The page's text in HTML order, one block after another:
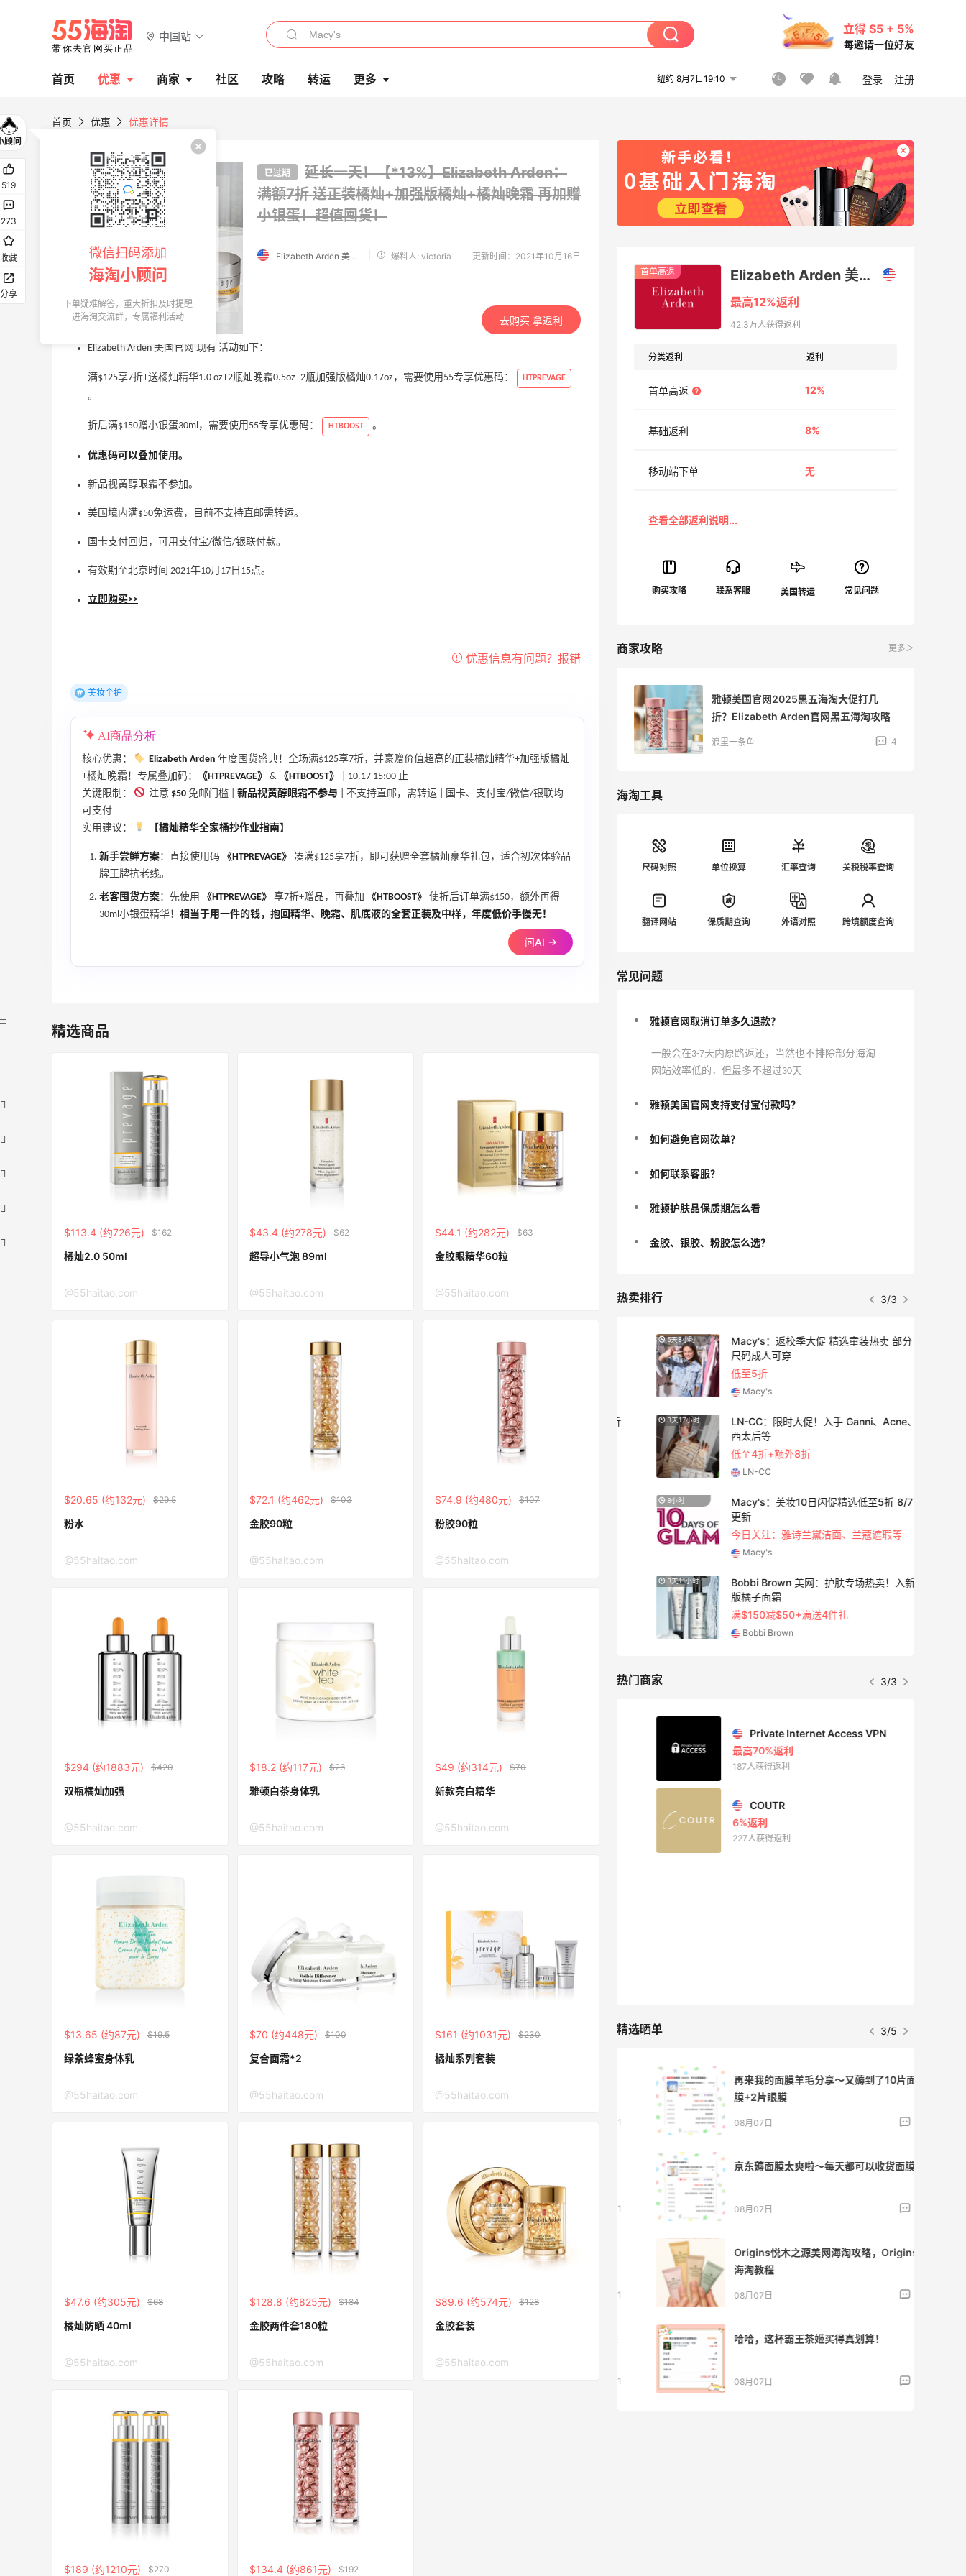
中国站
立得 $5 + 5%
每邀请一位好友
首页 优惠 商家 社区 攻略 转运 更多 纽约 8月7日19:10 登录 注册
首页 优惠 优惠详情
首单高返 已过期
延长一天！【*13%】Elizabeth Arden：
满额7折 送正装橘灿+加强版橘灿+橘灿晚霜再加赠
小银蛋！超值囤货！
Elizabeth Arden 美国官网 爆料人: victoria 更新时间：2021年10月16日
去购买 拿返利
Elizabeth Arden 美国官网 现有 活动如下：
满$125享7折+送橘灿精华1.0 oz+2瓶灿晚霜0.5oz+2瓶加强版橘灿0.17oz，需要使用55专享优惠码： HTPREVAGE
。
折后满$150赠小银蛋30ml，需要使用55专享优惠码： HTBOOST 。
优惠码可以叠加使用。
新品视黄醇眼霜不参加。
美国境内满$50免运费，目前不支持直邮需转运。
国卡支付回归，可用支付宝/微信/银联付款。
有效期至北京时间 2021年10月17日15点。
立即购买>>
美妆个护
AI商品分析
核心优惠： Elizabeth Arden 年度囤货盛典！全场满$125享7折，并豪赠价值超高的正装橘灿精华+加强版橘灿
+橘灿晚霜！专属叠加码：
《HTPREVAGE》 & 《HTBOOST》
| 10.17 15:00 止
关键限制：
注意 $50 免邮门槛 | 新品视黄醇眼霜不参与 | 不支持直邮，需转运 | 国卡、支付宝/微信/银联均
可支付
实用建议：
【橘灿精华全家桶抄作业指南】
新手尝鲜方案：直接使用码 《HTPREVAGE》
凑满$125享7折，即可获赠全套橘灿豪华礼包，适合初次体验品
牌王牌抗老线。
老客囤货方案：先使用 《HTPREVAGE》 享7折+赠品，再叠加 《HTBOOST》
使折后订单满$150，额外再得
30ml小银蛋精华！ 相当于用一件的钱，抱回精华、晚霜、肌底液的全套正装及中样，年度低价手慢无！
问AI →
精选商品
$113.4 (约726元) $162
橘灿2.0 50ml
@55haitao.com
$43.4 (约278元) $62
超导小气泡 89ml
@55haitao.com
$44.1 (约282元) $63
金胶眼精华60粒
@55haitao.com
$20.65 (约132元) $29.5
粉水
@55haitao.com
$72.1 (约462元) $103
金胶90粒
@55haitao.com
$74.9 (约480元) $107
粉胶90粒
@55haitao.com
$294 (约1883元) $420
双瓶橘灿加强
@55haitao.com
$18.2 (约117元) $26
雅顿白茶身体乳
@55haitao.com
$49 (约314元) $70
新款亮白精华
@55haitao.com
$13.65 (约87元) $19.5
绿茶蜂蜜身体乳
@55haitao.com
$70 (约448元) $100
复合面霜*2
@55haitao.com
$161 (约1031元) $230
橘灿系列套装
@55haitao.com
$47.6 (约305元) $68
橘灿防晒 40ml
@55haitao.com
$128.8 (约825元) $184
金胶两件套180粒
@55haitao.com
$89.6 (约574元) $128
金胶套装
@55haitao.com
$189 (约1210元) $270 $134.4 (约861元) $192
首单高返 Elizabeth Arden 美国官网（伊丽莎白雅顿）
最高12%返利
42.3万人获得返利
分类返利 返利
首单高返 12%
基础返利 8%
移动端下单 无
美国转运
商家攻略 更多＞
折？Elizabeth Arden官网黑五海淘攻略
雅顿美国官网2025黑五海淘大促打几
折？Elizabeth Arden官网黑五海淘攻略
浪里一条鱼 4
海淘工具
尺码对照 单位换算 汇率查询 关税税率查询
翻译网站 保质期查询 外语对照 跨境额度查询
常见问题
雅顿官网取消订单多久退款？
一般会在3-7天内原路返还，当然也不排除部分海淘
网站效率低的，但最多不超过30天
雅顿美国官网支持支付宝付款吗？
如何避免官网砍单？
如何联系客服？
雅顿护肤品保质期怎么看
金胶、银胶、粉胶怎么选？
热卖排行 3/3
【55专享】Bobbi Brown 美网：美妆礼
遇！满$150立省$50
满赠正装橘子眼霜+精华唇蜜等好礼
每满$100返$25礼卡
5天5小时
Columbia Sportswear：夏季大促！哥伦
满$200享8.5折优惠+部分送好礼
Bloomingdales
Mytheresa：折扣区时尚上新热卖 关注
TOTEME、ZIMMERMAN 等
Macy's：Lancome 兰蔻美妆大促低至5折
2天17小时
iHerb ：88全球好物节！选购日常保健、
健身补剂、护肤洗护等
关注兰蔻、雅诗兰黛等 每日更新
5天8小时
Macy's：返校季大促 精选童装热卖 部分
尺码成人可穿
低至5折
Macy's
3天17小时
LN-CC：限时大促！入手 Ganni、Acne、
西太后等
低至4折+额外8折
LN-CC
8小时
Macy's：美妆10日闪促精选低至5折 8/7
今日关注：雅诗兰黛洁面、兰蔻遮瑕等
Macy's
3天11小时
Bobbi Brown 美网：护肤专场热卖！入新
版橘子面霜
满$150减$50+满送4件礼
Bobbi Brown
热门商家 3/3
6042人成功下单
5139人获得返利
Matte Collection
最高3%返利
510人获得返利
62人获得返利
4%返利
285人获得返利
RFM Denim
86人获得返利
Private Internet Access VPN
最高70%返利
187人获得返利
COUTR
6%返利
227人获得返利
精选晒单 3/5
利到账！
贴秋膘啦，今天吃冰煮羊
08月07日 1
为了这家烧烤，我必然还要再去新疆
可莎蜜儿的恰巴塔，味道有点怪怪的
羊毛薅的实在有点多～积攒的最后一篇羊
08月07日
乳、安睡裤等等
再来我的面膜羊毛分享～又薅到了10片面
膜+2片眼膜
08月07日
京东薅面膜太爽啦～每天都可以收货面膜
08月07日
Origins悦木之源美网海淘攻略，Origins
海淘教程
08月07日
哈哈，这杯霸王茶姬买得真划算！
08月07日
519
273
收藏
分享
微信扫码添加
海淘小顾问
下单疑难解答，重大折扣及时提醒
进海淘交流群，专属福利活动